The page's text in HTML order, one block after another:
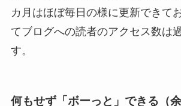
カ月はほぼ毎日の様に更新できて
てブログへの読者のアクセス数は
す。
何もせず「ボーっと」できる（余